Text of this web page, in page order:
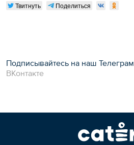
Твитнуть Поделиться
Подписывайтесь на наш Телеграм
ВКонтакте